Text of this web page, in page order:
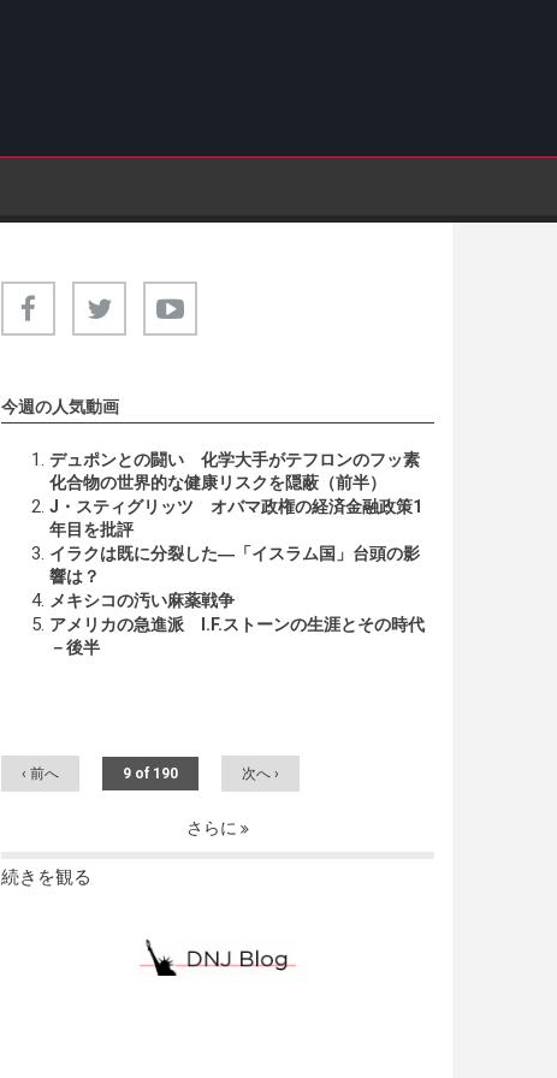
今週の人気動画
デュポンとの闘い 化学大手がテフロンのフッ素
化合物の世界的な健康リスクを隠蔽（前半）
J・スティグリッツ オバマ政権の経済金融政策1
年目を批評
イラクは既に分裂した―「イスラム国」台頭の影
響は？
メキシコの汚い麻薬戦争
アメリカの急進派 I.F.ストーンの生涯とその時代
－後半
‹ 前へ 9 of 190 次へ ›
さらに
続きを観る